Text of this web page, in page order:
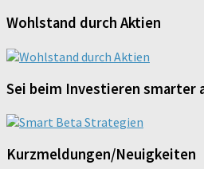
Wohlstand durch Aktien
Sei beim Investieren smarter
Kurzmeldungen/Neuigkeiten